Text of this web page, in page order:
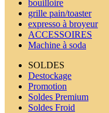
bouilloire
grille pain/toaster
expresso à broyeur
ACCESSOIRES
Machine à soda
SOLDES
Destockage
Promotion
Soldes Premium
Soldes Froid